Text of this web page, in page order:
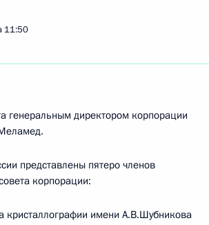
11:50
генеральным директором корпорации
представлены пятеро членов
корпорации:
кристаллографии имени А.В.Шубникова